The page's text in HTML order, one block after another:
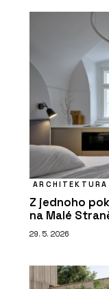
ARCHITEKTURA
Z jednoho
na Malé
29. 5. 2026